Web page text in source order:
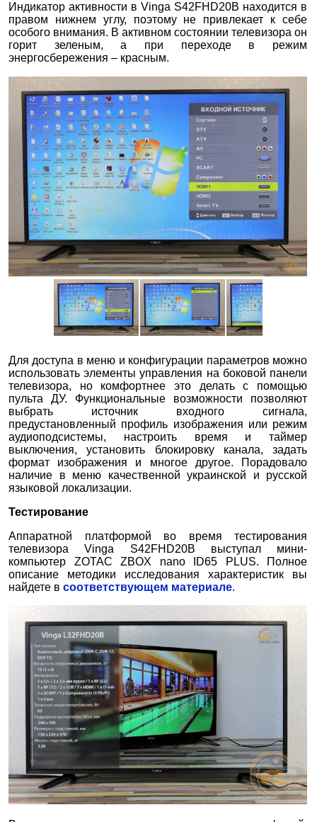
Индикатор активности в Vinga S42FHD20B находится в
правом нижнем углу, поэтому не привлекает к себе
особого внимания. В активном состоянии телевизора он
горит зеленым, а при переходе в режим
энергосбережения – красным.
Для доступа в меню и конфигурации параметров можно
использовать элементы управления на боковой панели
телевизора, но комфортнее это делать с помощью
пульта ДУ. Функциональные возможности позволяют
выбрать источник входного сигнала,
предустановленный профиль изображения или режим
аудиоподсистемы, настроить время и таймер
выключения, установить блокировку канала, задать
формат изображения и многое другое. Порадовало
наличие в меню качественной украинской и русской
языковой локализации.
Тестирование
Аппаратной платформой во время тестирования
телевизора Vinga S42FHD20B выступал мини-
компьютер ZOTAC ZBOX nano ID65 PLUS. Полное
описание методики исследования характеристик вы
найдете в соответствующем материале.